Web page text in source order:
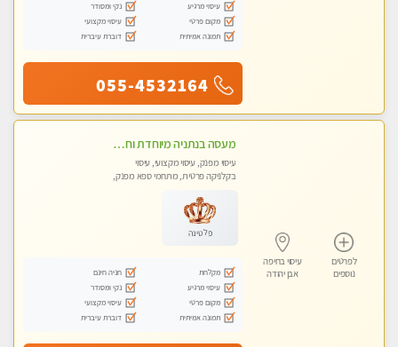
עיסוי מרגיע
נקי ומסודר
מקום פרטי
עיסוי מקצועי
תמונה אמיתית
דוברת עיברית
055-4532164
לפרטים
נוספים
עיסוי בחיפה
אבן יהודה
מעסה בנתניה מיוחדת וחדשה בעיר לעיסוי...
עיסוי מפנק, עיסוי מקצועי, עיסוי
בקלניקה פרטית, מתחמי ספא מפנק,
פלטינה
מקלחת
חניה חינם
עיסוי מרגיע
נקי ומסודר
מקום פרטי
עיסוי מקצועי
תמונה אמיתית
דוברת עיברית